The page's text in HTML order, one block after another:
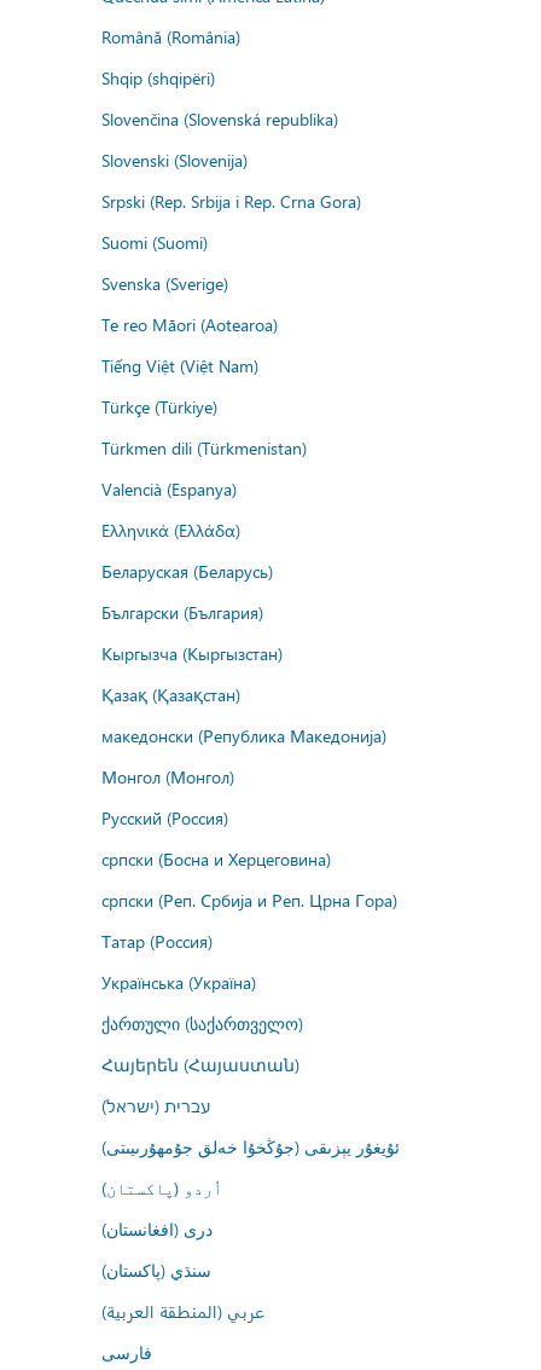
Română (România)
Shqip (shqipëri)
Slovenčina (Slovenská republika)
Slovenski (Slovenija)
Srpski (Rep. Srbija i Rep. Crna Gora)
Suomi (Suomi)
Svenska (Sverige)
Te reo Māori (Aotearoa)
Tiếng Việt (Việt Nam)
Türkçe (Türkiye)
Türkmen dili (Türkmenistan)
Valencià (Espanya)
Ελληνικά (Ελλάδα)
Беларуская (Беларусь)
Български (България)
Кыргызча (Кыргызстан)
Қазақ (Қазақстан)
македонски (Република Македонија)
Монгол (Монгол)
Русский (Россия)
српски (Босна и Херцеговина)
српски (Реп. Србија и Реп. Црна Гора)
Татар (Россия)
Українська (Україна)
ქართული (საქართველო)
Հայերեն (Հայաստան)
עברית (ישראל)
ئۇيغۇر يېزىقى (جۇڭخۇا خەلق جۇمھۇرىيىتى)
اُردو (پاکستان)
درى (افغانستان)
سنڌي (پاکستان)
عربي (المنطقة العربية)
فارسى